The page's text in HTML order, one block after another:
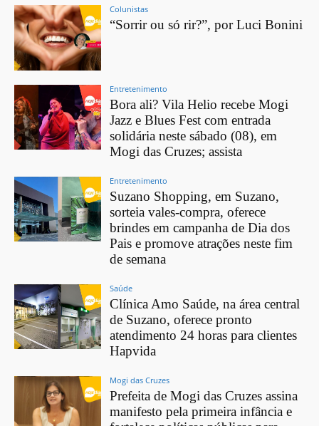
Colunistas
“Sorrir ou só rir?”, por Luci Bonini
Entretenimento
Bora ali? Vila Helio recebe Mogi
Jazz e Blues Fest com entrada
solidária neste sábado (08), em
Mogi das Cruzes; assista
Entretenimento
Suzano Shopping, em Suzano,
sorteia vales-compra, oferece
brindes em campanha de Dia dos
Pais e promove atrações neste fim
de semana
Saúde
Clínica Amo Saúde, na área central
de Suzano, oferece pronto
atendimento 24 horas para clientes
Hapvida
Mogi das Cruzes
Prefeita de Mogi das Cruzes assina
manifesto pela primeira infância e